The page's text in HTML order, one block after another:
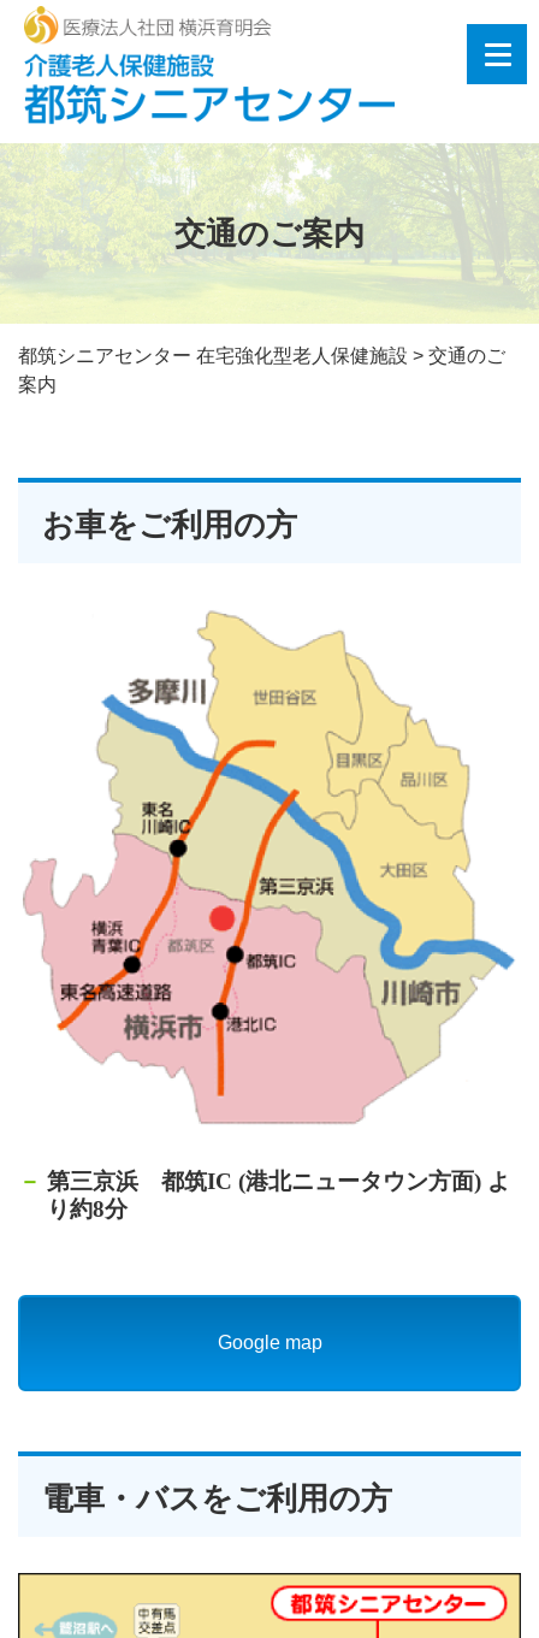
交通のご案内
都筑シニアセンター 在宅強化型老人保健施設 > 交通のご
案内
お車をご利用の方
第三京浜 都筑IC (港北ニュータウン方面) よ
り約8分
Google map
電車・バスをご利用の方